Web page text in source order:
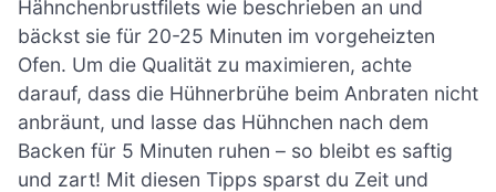
Hähnchenbrustfilets wie beschrieben an und
bäckst sie für 20-25 Minuten im vorgeheizten
Ofen. Um die Qualität zu maximieren, achte
darauf, dass die Hühnerbrühe beim Anbraten nicht
anbräunt, und lasse das Hühnchen nach dem
Backen für 5 Minuten ruhen – so bleibt es saftig
und zart! Mit diesen Tipps sparst du Zeit und